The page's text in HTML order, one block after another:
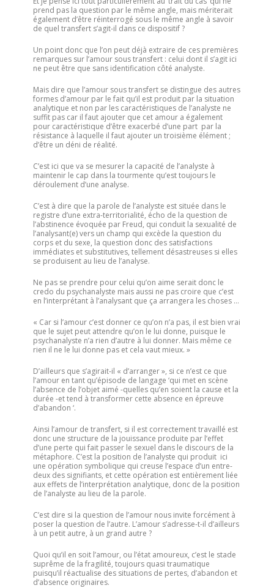
prend pas la question par le même angle, mais mériterait
également d’être réinterrogé sous le même angle à savoir
de quel transfert s’agit-il dans ce dispositif ?
Un point donc que l’on peut déjà extraire de ces premières
remarques sur l’amour sous transfert : celui dont il s’agit ici
ne peut être que sans identification côté analyste.
Mais dire que l’amour sous transfert se distingue des autres
formes d’amour par le fait qu’il est produit par la situation
analytique et non par les caractéristiques de l’analyste ne
suffit pas car il faut ajouter que cet amour a également
pour caractéristique d’être exacerbé d’une part par la
résistance à laquelle il faut ajouter un troisième élément ;
d’être un déni de réalité.
C’est ici que va se mesurer la capacité de l’analyste à
maintenir le cap dans la tourmente qu’est toujours le
déroulement d’une analyse.
C’est à dire que la parole de l’analyste est située dans le
registre d’une extra-territorialité, écho de la question de
l’abstinence évoquée par Freud, qui conduit la sexualité de
l’analysant(e) vers un champ qui excède la question du
corps et du sexe, la question donc des satisfactions
immédiates et substitutives, tellement désastreuses si elles
se produisent au lieu de l’analyse.
Ne pas se prendre pour celui qu’on aime serait donc le
credo du psychanalyste mais aussi ne pas croire que c’est
en l’interprétant à l’analysant que ça arrangera les choses …
« Car si l’amour c’est donner ce qu’on n’a pas, il est bien vrai
que le sujet peut attendre qu’on le lui donne, puisque le
psychanalyste n’a rien d’autre à lui donner. Mais même ce
rien il ne le lui donne pas et cela vaut mieux. »
D’ailleurs que s’agirait-il « d’arranger », si ce n’est ce que
l’amour en tant qu’épisode de langage ‘qui met en scène
l’absence de l’objet aimé -quelles qu’en soient la cause et la
durée -et tend à transformer cette absence en épreuve
d’abandon ‘.
Ainsi l’amour de transfert, si il est correctement travaillé est
donc une structure de la jouissance produite par l’effet
d’une perte qui fait passer le sexuel dans le discours de la
métaphore. C’est la position de l’analyste qui produit ici
une opération symbolique qui creuse l’espace d’un entre-
deux des signifiants, et cette opération est entièrement liée
aux effets de l’interprétation analytique, donc de la position
de l’analyste au lieu de la parole.
C’est dire si la question de l’amour nous invite forcément à
poser la question de l’autre. L’amour s’adresse-t-il d’ailleurs
à un petit autre, à un grand autre ?
Quoi qu’il en soit l’amour, ou l’état amoureux, c’est le stade
suprême de la fragilité, toujours quasi traumatique
puisqu’il réactualise des situations de pertes, d’abandon et
d’absence originaires.